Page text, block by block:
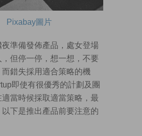
Pixabay圖片
準備發佈產品，處女登場
，但停一停，想一想，不要
而錯失採用適合策略的機
即使有很優秀的計劃及團
適當時候採取適當策略，最
下是推出產品前要注意的